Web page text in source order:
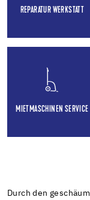
REPARATUR WERKSTATT
MIETMASCHINEN SERVICE
Durch den